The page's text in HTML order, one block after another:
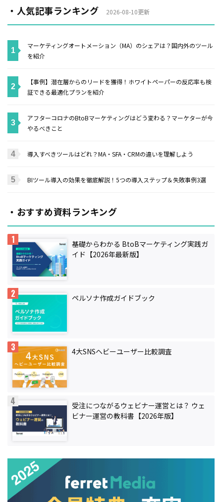
・人気記事ランキング 2026-08-10更新
マーケティングオートメーション（MA）のシェアは？国内外のツール
を紹介
【事例】潜在層からのリードを獲得！ホワイトペーパーの反応率も検
証できる最適化プランを紹介
アフターコロナのBtoBマーケティングはどう変わる？マーケターが今
やるべきこと
導入すべきツールはどれ？MA・SFA・CRMの違いを理解しよう
BIツール導入の効果を徹底解説！5つの導入ステップ＆失敗事例3選
・おすすめ資料ランキング
基礎からわかる BtoBマーケティング実践ガ
イド【2026年最新版】
ペルソナ作成ガイドブック
4大SNSヘビーユーザー比較調査
受注につながるウェビナー運営とは？ ウェ
ビナー運営の教科書【2026年版】